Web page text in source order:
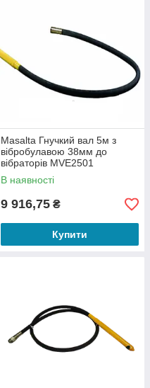
Masalta Гнучкий вал 5м з
вібробулавою 38мм до
вібраторів MVE2501
В наявності
9 916,75 ₴
Купити